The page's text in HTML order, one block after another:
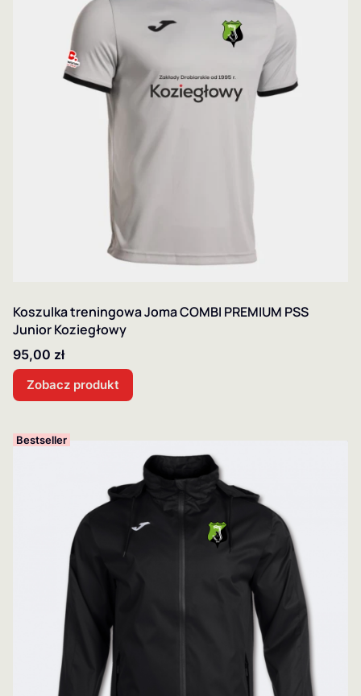
Koszulka treningowa Joma COMBI PREMIUM PSS
Junior Koziegłowy
Cena
95,00 zł
Zobacz produkt
Bestseller